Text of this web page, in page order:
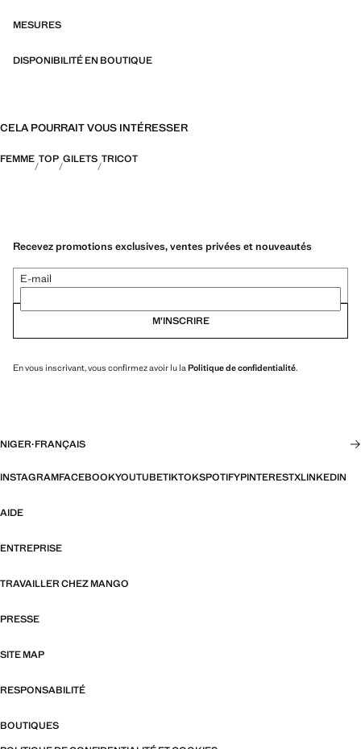
lors d’occasions plus spéciales
MESURES
DISPONIBILITÉ EN BOUTIQUE
CELA POURRAIT VOUS INTÉRESSER
FEMME TOP GILETS TRICOT
Recevez promotions exclusives, ventes privées et nouveautés
E-mail
M’INSCRIRE
En vous inscrivant, vous confirmez avoir lu la Politique de confidentialité.
NIGER·FRANÇAIS
INSTAGRAMFACEBOOKYOUTUBETIKTOKSPOTIFYPINTERESTXLINKEDIN
AIDE
ENTREPRISE
TRAVAILLER CHEZ MANGO
PRESSE
SITE MAP
RESPONSABILITÉ
BOUTIQUES